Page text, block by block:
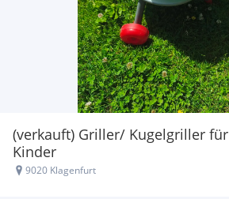
(verkauft) Griller/ Kugelgriller für
Kinder
9020 Klagenfurt